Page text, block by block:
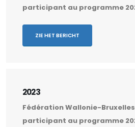
participant au programme
ZIE HET BERICHT
2023
Fédération Wallonie-
participant au programme